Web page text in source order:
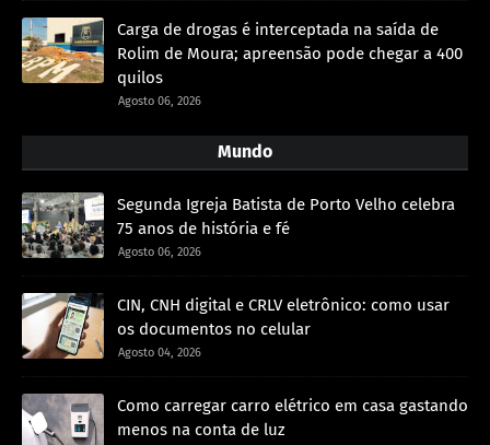
Carga de drogas é interceptada na saída de
Rolim de Moura; apreensão pode chegar a 400
quilos
Agosto 06, 2026
Mundo
Segunda Igreja Batista de Porto Velho celebra
75 anos de história e fé
Agosto 06, 2026
CIN, CNH digital e CRLV eletrônico: como usar
os documentos no celular
Agosto 04, 2026
Como carregar carro elétrico em casa gastando
menos na conta de luz